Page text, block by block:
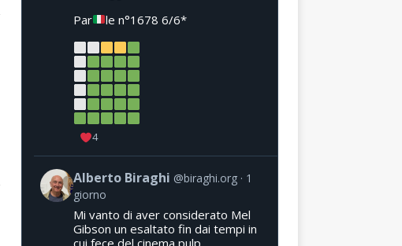
Par
le n°1678 6/6*
4
Alberto Biraghi @biraghi.org
1
giorno
Mi vanto di aver considerato Mel
Gibson un esaltato fin dai tempi in